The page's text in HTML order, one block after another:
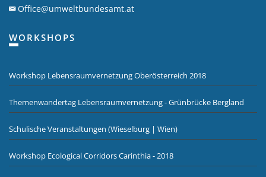
Office@umweltbundesamt.at
WORKSHOPS
Workshop Lebensraumvernetzung Oberösterreich 2018
Themenwandertag Lebensraumvernetzung - Grünbrücke Bergland
Schulische Veranstaltungen (Wieselburg | Wien)
Workshop Ecological Corridors Carinthia - 2018